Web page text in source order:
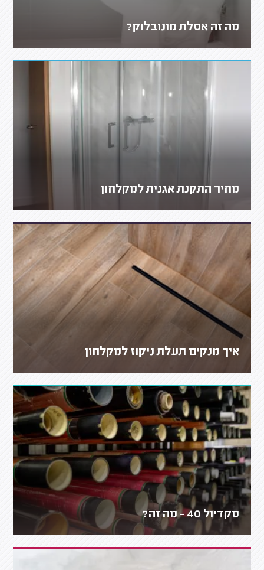
מה זה אסלת מונובלוק?
מחיר התקנת אגנית למקלחון
איך מנקים תעלת ניקוז למקלחון
סקדיול 40 - מה זה?